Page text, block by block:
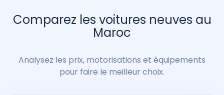
Comparez les voitures neuves au
Maroc
Analysez les prix, motorisations et équipements
pour faire le meilleur choix.